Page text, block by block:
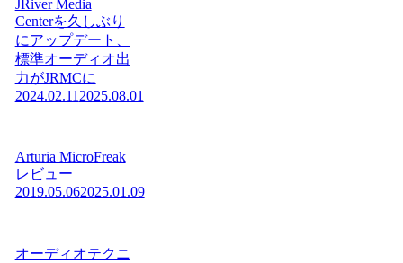
JRiver Media
Centerを久しぶり
にアップデート、
標準オーディオ出
力がJRMCに
2024.02.11 2025.08.01
Arturia MicroFreak
レビュー
2019.05.062025.01.09
オーディオテクニ